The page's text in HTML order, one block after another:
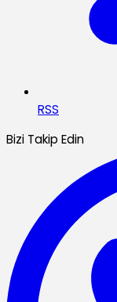
RSS
Bizi Takip Edin